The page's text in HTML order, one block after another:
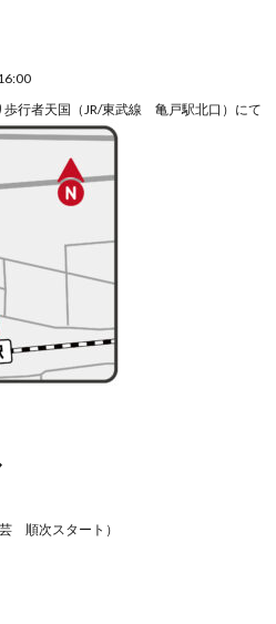
行者天国（JR/東武線 亀戸駅北口）にて
順次スタート）